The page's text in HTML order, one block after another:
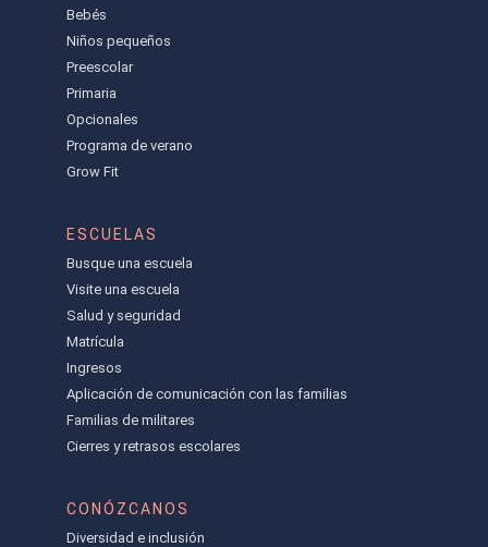
Bebés
Niños pequeños
Preescolar
Primaria
Opcionales
Programa de verano
Grow Fit
ESCUELAS
Busque una escuela
Visite una escuela
Salud y seguridad
Matrícula
Ingresos
Aplicación de comunicación con las familias
Familias de militares
Cierres y retrasos escolares
CONÓZCANOS
Diversidad e inclusión